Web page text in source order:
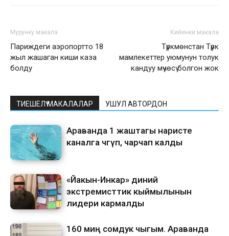
Мурунку макала
Париждеги аэропортто 18
жыл жашаган киши каза
болду
Кийинки макала
Түркмөнстан Түрк
мамлекеттер уюмунун толук
кандуу мүчөсү болгон жок
ТИЕШЕЛҮҮ МАКАЛАЛАР УШУЛ АВТОРДОН
Араванда 1 жаштагы наристе
каналга чөгүп, чарчап калды
«Йакын-Инкар» диний
экстремисттик кыймылынын
лидери кармалды
160 миң сомдук чыгым. Араванда